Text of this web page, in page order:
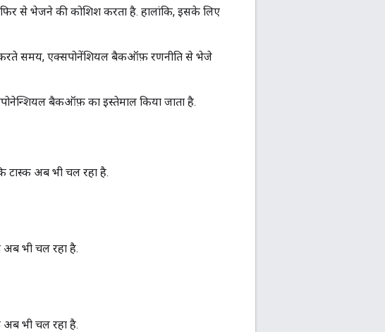
से भेजने की कोशिश करता है. हालांकि, इसके लिए
समय, एक्सपोनेंशियल बैकऑफ़ रणनीति से भेजे
बैकऑफ़ का इस्तेमाल किया जाता है.
टास्क अब भी चल रहा है.
अब भी चल रहा है.
अब भी चल रहा है.